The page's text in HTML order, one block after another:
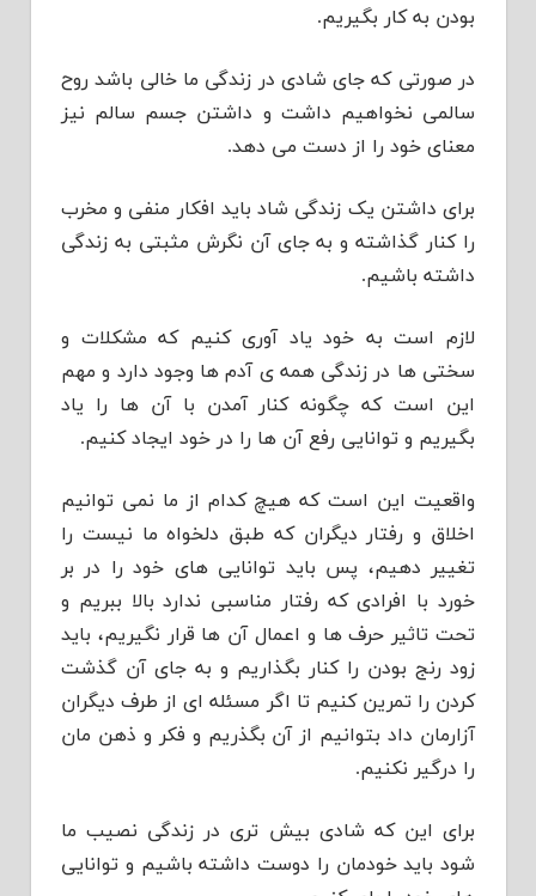
بودن به کار بگیریم.
در صورتی که جای شادی در زندگی ما خالی باشد روح
سالمی نخواهیم داشت و داشتن جسم سالم نیز
معنای خود را از دست می دهد.
برای داشتن یک زندگی شاد باید افکار منفی و مخرب
را کنار گذاشته و به جای آن نگرش مثبتی به زندگی
داشته باشیم.
لازم است به خود یاد آوری کنیم که مشکلات و
سختی ها در زندگی همه ی آدم ها وجود دارد و مهم
این است که چگونه کنار آمدن با آن ها را یاد
بگیریم و توانایی رفع آن ها را در خود ایجاد کنیم.
واقعیت این است که هیچ کدام از ما نمی توانیم
اخلاق و رفتار دیگران که طبق دلخواه ما نیست را
تغییر دهیم، پس باید توانایی های خود را در بر
خورد با افرادی که رفتار مناسبی ندارد بالا ببریم و
تحت تاثیر حرف ها و اعمال آن ها قرار نگیریم، باید
زود رنج بودن را کنار بگذاریم و به جای آن گذشت
کردن را تمرین کنیم تا اگر مسئله ای از طرف دیگران
آزارمان داد بتوانیم از آن بگذریم و فکر و ذهن مان
را درگیر نکنیم.
برای این که شادی بیش تری در زندگی نصیب ما
شود باید خودمان را دوست داشته باشیم و توانایی